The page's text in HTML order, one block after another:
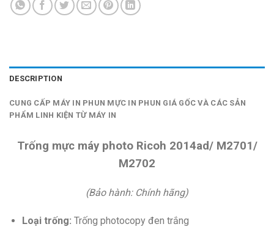
DESCRIPTION
CUNG CẤP MÁY IN PHUN MỰC IN PHUN GIÁ GỐC VÀ CÁC SẢN
PHẨM LINH KIỆN TỪ MÁY IN
Trống mực máy photo Ricoh 2014ad/ M2701/
M2702
(Bảo hành: Chính hãng)
Loại trống: Trống photocopy đen trắng